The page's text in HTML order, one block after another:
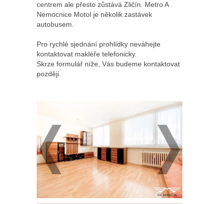
centrem ale přesto zůstává Zličín. Metro A
Nemocnice Motol je několik zastávek
autobusem.
Pro rychlé sjednání prohlídky neváhejte
kontaktovat makléře telefonicky.
Skrze formulář níže, Vás budeme kontaktovat
později.